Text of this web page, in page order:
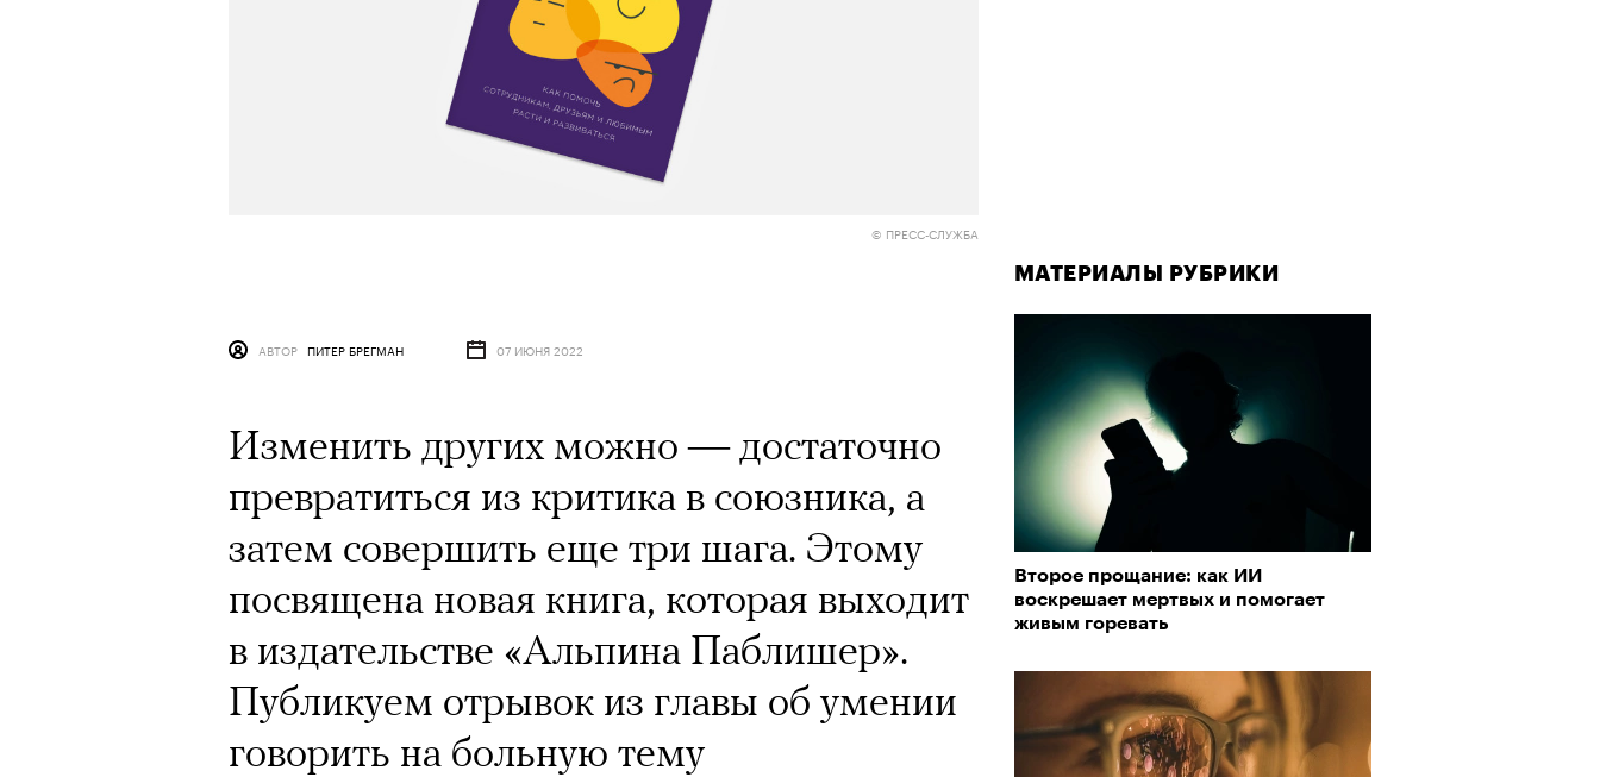
МАТЕРИАЛЫ РУБРИКИ
Второе прощание: как ИИ
воскрешает мертвых и помогает
живым горевать
© ПРЕСС-СЛУЖБА
АВТОР ПИТЕР БРЕГМАН 07 ИЮНЯ 2022
Изменить других можно — достаточно
превратиться из критика в союзника, а
затем совершить еще три шага. Этому
посвящена новая книга, которая выходит
в издательстве «Альпина Паблишер».
Публикуем отрывок из главы об умении
говорить на больную тему